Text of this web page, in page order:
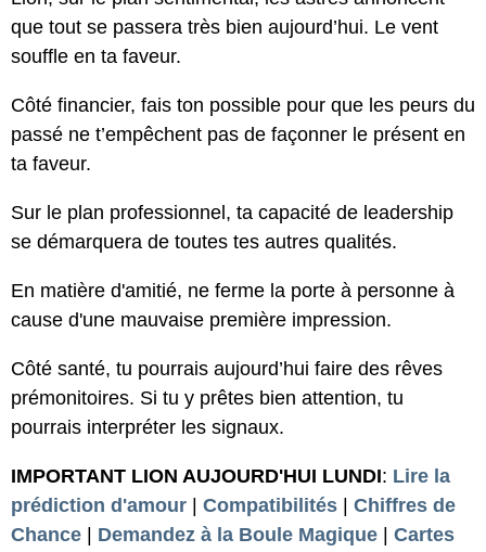
que tout se passera très bien aujourd’hui. Le vent
souffle en ta faveur.
Côté financier, fais ton possible pour que les peurs du
passé ne t’empêchent pas de façonner le présent en
ta faveur.
Sur le plan professionnel, ta capacité de leadership
se démarquera de toutes tes autres qualités.
En matière d'amitié, ne ferme la porte à personne à
cause d'une mauvaise première impression.
Côté santé, tu pourrais aujourd’hui faire des rêves
prémonitoires. Si tu y prêtes bien attention, tu
pourrais interpréter les signaux.
IMPORTANT LION AUJOURD'HUI LUNDI: Lire la
prédiction d'amour
Compatibilités
Chiffres de
Chance
Demandez à la Boule Magique
Cartes